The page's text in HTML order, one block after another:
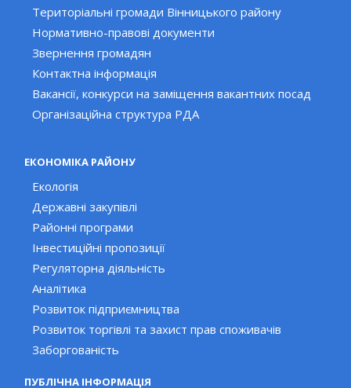
Територіальні громади Вінницького району
Нормативно-правові документи
Звернення громадян
Контактна інформація
Вакансії, конкурси на заміщення вакантних посад
Організаційна структура РДА
ЕКОНОМІКА РАЙОНУ
Екологія
Державні закупівлі
Районні програми
Інвестиційні пропозиції
Регуляторна діяльність
Аналітика
Розвиток підприємництва
Розвиток торгівлі та захист прав споживачів
Заборгованість
ПУБЛІЧНА ІНФОРМАЦІЯ